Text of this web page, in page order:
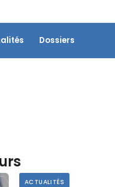
Dossiers
ACTUALITÉS